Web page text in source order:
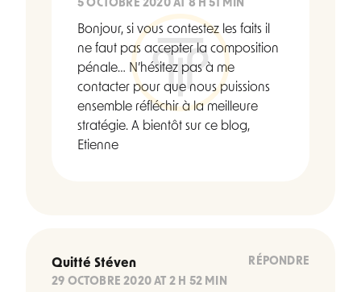
5 OCTOBRE 2020 AT 8 H 51 MIN
Bonjour, si vous contestez les faits il
ne faut pas accepter la composition
pénale… N’hésitez pas à me
contacter pour que nous puissions
ensemble réfléchir à la meilleure
stratégie. A bientôt sur ce blog,
Etienne
Quitté Stéven
29 OCTOBRE 2020 AT 2 H 52 MIN
RÉPONDRE